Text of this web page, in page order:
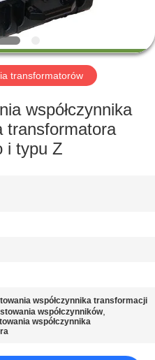
transformatorów
współczynnika
transformatora
i typu Z
współczynnika transformacji
współczynników,
współczynnika